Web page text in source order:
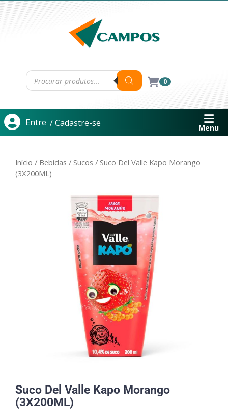
0
Entre / Cadastre-se Menu
Início / Bebidas / Sucos / Suco Del Valle Kapo Morango
(3X200ML)
Suco Del Valle Kapo Morango
(3X200ML)